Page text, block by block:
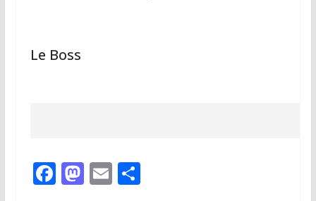
Le Boss
F M E P